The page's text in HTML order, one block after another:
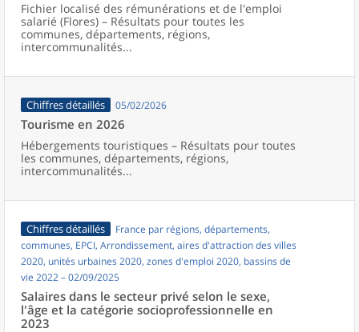
Fichier localisé des rémunérations et de l'emploi
salarié (Flores) – Résultats pour toutes les
communes, départements, régions,
intercommunalités...
Chiffres détaillés 05/02/2026
Tourisme en 2026
Hébergements touristiques – Résultats pour toutes
les communes, départements, régions,
intercommunalités...
Chiffres détaillés
France par régions, départements,
communes, EPCI, Arrondissement, aires d'attraction des villes
2020, unités urbaines 2020, zones d'emploi 2020, bassins de
vie 2022 – 02/09/2025
Salaires dans le secteur privé selon le sexe,
l'âge et la catégorie socioprofessionnelle en
2023